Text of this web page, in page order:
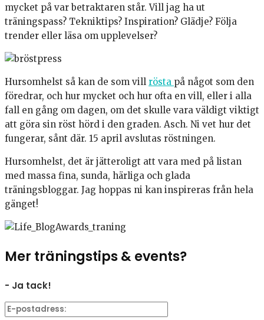
mycket på var betraktaren står. Vill jag ha ut
träningspass? Tekniktips? Inspiration? Glädje? Följa
trender eller läsa om upplevelser?
Hursomhelst så kan de som vill rösta på något som den
föredrar, och hur mycket och hur ofta en vill, eller i alla
fall en gång om dagen, om det skulle vara väldigt viktigt
att göra sin röst hörd i den graden. Asch. Ni vet hur det
fungerar, sånt där. 15 april avslutas röstningen.
Hursomhelst, det är jätteroligt att vara med på listan
med massa fina, sunda, härliga och glada
träningsbloggar. Jag hoppas ni kan inspireras från hela
gänget!
Mer träningstips & events?
- Ja tack!